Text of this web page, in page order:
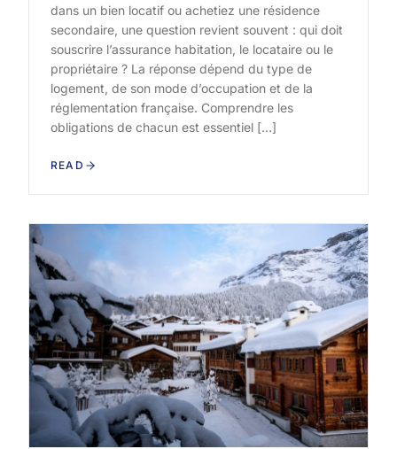
dans un bien locatif ou achetiez une résidence
secondaire, une question revient souvent : qui doit
souscrire l’assurance habitation, le locataire ou le
propriétaire ? La réponse dépend du type de
logement, de son mode d’occupation et de la
réglementation française. Comprendre les
obligations de chacun est essentiel […]
READ